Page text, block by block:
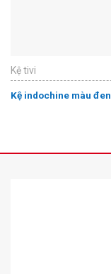
Kệ tivi
Kệ indochine màu đen